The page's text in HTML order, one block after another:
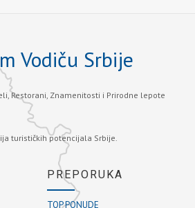
Vodiču Srbije
Restorani, Znamenitosti i Prirodne lepote
turističkih potencijala Srbije.
PREPORUKA
TOP PONUDE